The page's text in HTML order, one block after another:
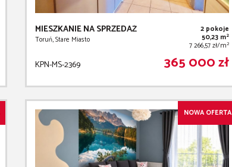
MIESZKANIE NA SPRZEDAŻ
Toruń, Stare Miasto
2 pokoje
50,23 m2
7 266,57 zł/m2
KPN-MS-2369 365 000 zł
NOWA OFERTA